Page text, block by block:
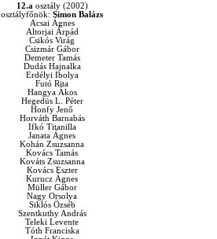
12.a osztály (2002)
osztályfőnök: Simon Balázs
Acsai Ágnes
Altorjai Árpád
Csikós Virág
Csizmár Gábor
Demeter Tamás
Dudás Hajnalka
Erdélyi Ibolya
Futó Rita
Hangya Ákos
Hegedüs L. Péter
Honfy Jenő
Horváth Barnabás
Ifkó Titanilla
Janata Ágnes
Kohán Zsuzsanna
Kovács Tamás
Kováts Zsuzsanna
Kovács Eszter
Kurucz Ágnes
Müller Gábor
Nagy Orsolya
Siklós Özséb
Szentkuthy András
Teleki Levente
Tóth Franciska